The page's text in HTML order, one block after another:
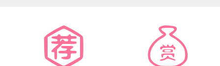
弟，几日不见，也不见你对我这般好
景云正吃着糕点，被这么突然一问，